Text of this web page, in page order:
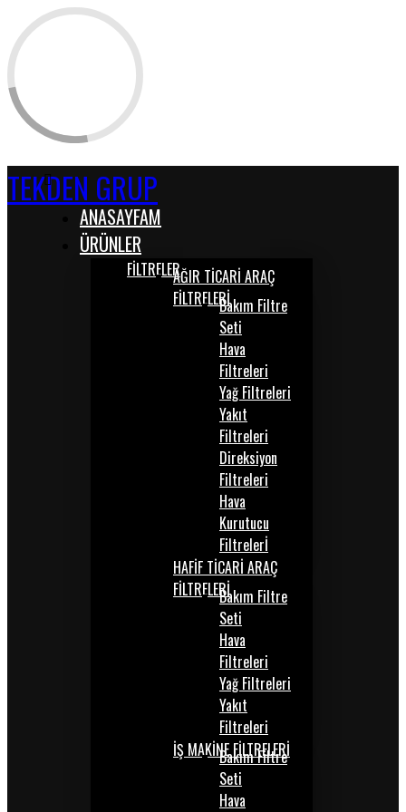
TEKDEN GRUP
ANASAYFAM
ÜRÜNLER
FİLTRELERAĞIR TİCARİ ARAÇ
FİLTRELERİBakım Filtre
Seti
Hava
Filtreleri
Yağ Filtreleri
Yakıt
Filtreleri
Direksiyon
Filtreleri
Hava
Kurutucu
Filtrelerİ
HAFİF TİCARİ ARAÇ
FİLTRELERİBakım Filtre
Seti
Hava
Filtreleri
Yağ Filtreleri
Yakıt
Filtreleri
İŞ MAKİNE FİLTRELERİ
Bakım Filtre
Seti
Hava